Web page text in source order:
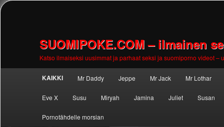
SUOMIPOKE.COM – ilmainen
Katso ilmaiseksi uusimmat ja parhaat seksi ja suomiporno videot –
Skip to
primary
content
Skip to
secondary
content
KAIKKI Mr Daddy Jeppe Mr Jack Mr Lothar
Eve X Susu Miryah Jamina Juliet Susan
Pornotähdelle morsian